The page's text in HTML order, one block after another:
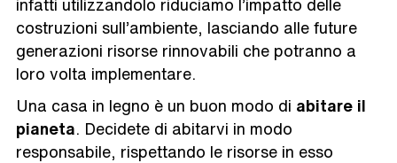
infatti utilizzandolo riduciamo l’impatto delle
costruzioni sull’ambiente, lasciando alle future
generazioni risorse rinnovabili che potranno a
loro volta implementare.
Una casa in legno è un buon modo di abitare il
pianeta . Decidete di abitarvi in modo
responsabile, rispettando le risorse in esso